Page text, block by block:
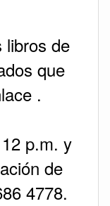
libros de
que
.
p.m. y
de
4778.